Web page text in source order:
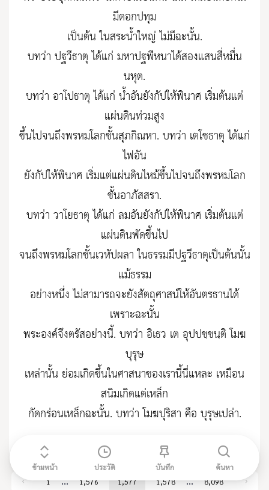
มีดอกปทุม
เป็นต้น ในสระน้ำใหญ่ ไม่มีฉะนั้น.
บทว่า ปฐวีธาตุ ได้แก่ มหาปฐพีหนาได้สองแสนสี่หมื่น
นหุต.
บทว่า อาโปธาตุ ได้แก่ น้ำอันยังกัปให้พินาศ เริ่มต้นแต่
แผ่นดินท่วมสูง
ขึ้นไปจนถึงพรหมโลกชั้นสุภกิณหา. บทว่า เตโชธาตุ ได้แก่
ไฟอัน
ยังกัปให้พินาศ เริ่มแต่แผ่นดินไหม้ขึ้นไปจนถึงพรหมโลก
ชั้นอาภัสสรา.
บทว่า วาโยธาตุ ได้แก่ ลมอันยังกัปให้พินาศ เริ่มต้นแต่
แผ่นดินพัดขึ้นไป
จนถึงพรหมโลกชั้นเวหัปผลา ในธรรมมีปฐวีธาตุเป็นต้นนั้น
แม้ธรรม
อย่างหนึ่ง ไม่สามารถจะยังสัตถุศาสน์ให้อันตรธานได้
เพราะฉะนั้น
พระองค์จึงตรัสอย่างนี้. บทว่า อิเธว เต อุปปชฺชนฺติ โมฆ
บุรุษ
เหล่านั้น ย่อมเกิดขึ้นในศาสนาของเรานี้นี่แหละ เหมือน
สนิมเกิดแต่เหล็ก
กัดกร่อนเหล็กฉะนั้น. บทว่า โมฆปุริสา คือ บุรุษเปล่า.
1 … 1,576 1,577 1,578 … 8,098
ข้ามหน้า ประวัติ บันทึก ค้นหา